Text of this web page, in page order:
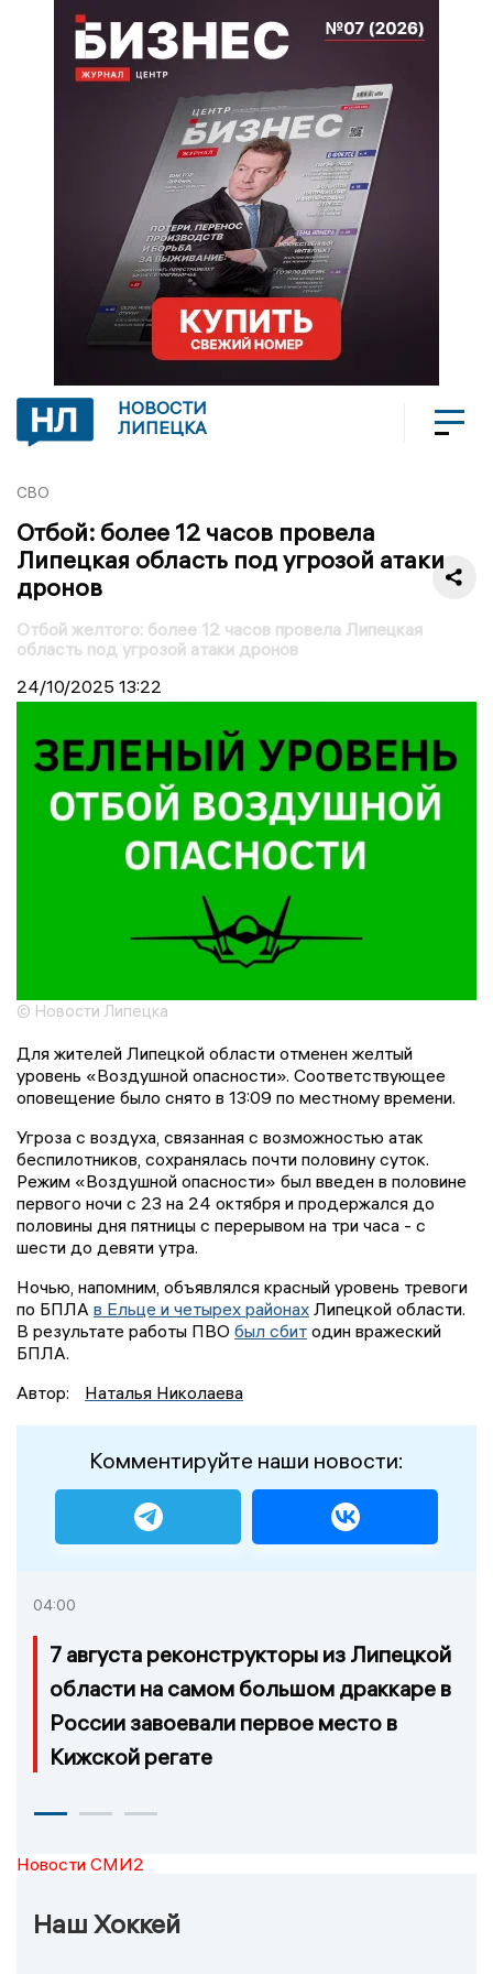
НОВОСТИ
ЛИПЕЦКА
СВО
Отбой: более 12 часов провела
Липецкая область под угрозой атаки
дронов
Отбой желтого: более 12 часов провела Липецкая
область под угрозой атаки дронов
24/10/2025 13:22
© Новости Липецка
Для жителей Липецкой области отменен желтый
уровень «Воздушной опасности». Соответствующее
оповещение было снято в 13:09 по местному времени.
Угроза с воздуха, связанная с возможностью атак
беспилотников, сохранялась почти половину суток.
Режим «Воздушной опасности» был введен в половине
первого ночи с 23 на 24 октября и продержался до
половины дня пятницы с перерывом на три часа - с
шести до девяти утра.
Ночью, напомним, объявлялся красный уровень тревоги
по БПЛА в Ельце и четырех районах Липецкой области.
В результате работы ПВО был сбит один вражеский
БПЛА.
Автор:
Наталья Николаева
Комментируйте наши новости:
04:00
7 августа реконструкторы из Липецкой
области на самом большом драккаре в
России завоевали первое место в
Кижской регате
Новости СМИ2
Наш Хоккей